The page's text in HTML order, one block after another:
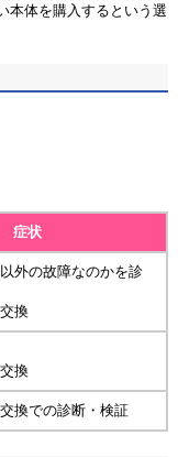
本体を購入するという選
症状
外の故障なのかを診
換
換
換での診断・検証